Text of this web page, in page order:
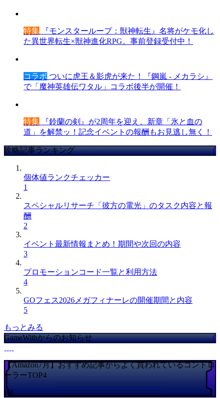
特集 『モンスターループ：獣神転生』名将がケモ化し
た異世界転生×獣神進化RPG。事前登録受付中！
コラボ ついに虎王＆影虎が来た！『鋼嵐 - メカラシ』
で「魔神英雄伝ワタル」コラボ後半が開催！
特集 『鈴蘭の剣』が2周年を迎え、新章「氷と血の
道」を解禁ッ！記念イベントの報酬もお見逃し無く！
攻略記事ランキング
個体値ランクチェッカー
1
スペシャルリサーチ「彼方の電光」のタスク内容と報
酬
2
イベント最新情報まとめ！期間や次回の内容
3
プロモーションコード一覧と利用方法
4
GOフェス2026メガフィナーレの開催期間と内容
5
もっとみる
GameWithからのお知らせ
【Amazon7月】おすすめ記事からよく買われているコントロ
ーラーTOP4
PR